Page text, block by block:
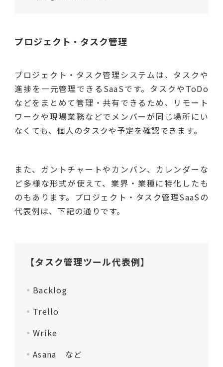
プロジェクト・タスク管理
プロジェクト・タスク管理システムは、タスクや
進捗を一元管理できるSaaSです。タスクやToDo
などをまとめて管理・共有できるため、リモート
ワークや現場業務などでメンバーが同じ場所にい
なくても、個人のタスクや予定を確認できます。
また、ガントチャートやカンバン、カレンダーな
ど多様な形式が使えて、業界・業種に特化したも
のもあります。プロジェクト・タスク管理SaaSの
代表例は、下記の通りです。
【タスク管理ツール代表例】
Backlog
Trello
Wrike
Asana など